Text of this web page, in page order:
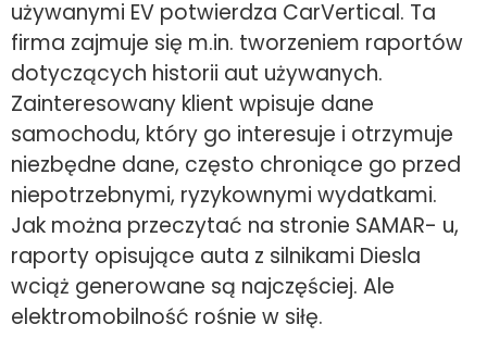
używanymi EV potwierdza CarVertical. Ta
firma zajmuje się m.in. tworzeniem raportów
dotyczących historii aut używanych.
Zainteresowany klient wpisuje dane
samochodu, który go interesuje i otrzymuje
niezbędne dane, często chroniące go przed
niepotrzebnymi, ryzykownymi wydatkami.
Jak można przeczytać na stronie SAMAR- u,
raporty opisujące auta z silnikami Diesla
wciąż generowane są najczęściej. Ale
elektromobilność rośnie w siłę.